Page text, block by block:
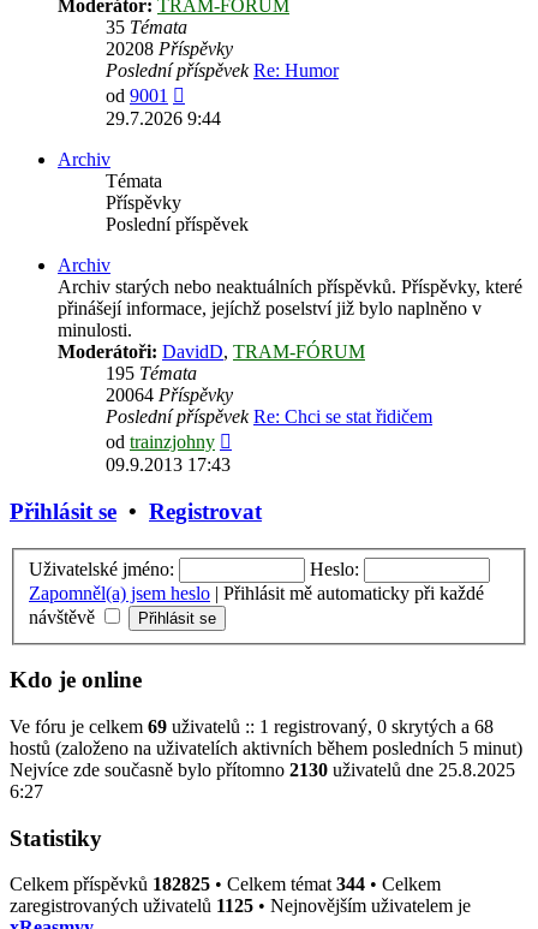
Moderátor: TRAM-FÓRUM
35 Témata
20208 Příspěvky
Poslední příspěvek Re: Humor
od 9001
poslední
29.7.2026 9:44
Archiv
Témata
Příspěvky
Poslední příspěvek
Archiv
Archiv starých nebo neaktuálních příspěvků. Příspěvky, které
přinášejí informace, jejíchž poselství již bylo naplněno v
minulosti.
Moderátoři: DavidD, TRAM-FÓRUM
195 Témata
20064 Příspěvky
Poslední příspěvek Re: Chci se stat řidičem
od trainzjohny
09.9.2013 17:43
Přihlásit se • Registrovat
Uživatelské jméno:
Heslo:
Zapomněl(a) jsem heslo | Přihlásit mě automaticky při každé
návštěvě
Kdo je online
Ve fóru je celkem 69 uživatelů :: 1 registrovaný, 0 skrytých a 68
hostů (založeno na uživatelích aktivních během posledních 5 minut)
Nejvíce zde současně bylo přítomno 2130 uživatelů dne 25.8.2025
6:27
Statistiky
Celkem příspěvků 182825 • Celkem témat 344 • Celkem
zaregistrovaných uživatelů 1125 • Nejnovějším uživatelem je